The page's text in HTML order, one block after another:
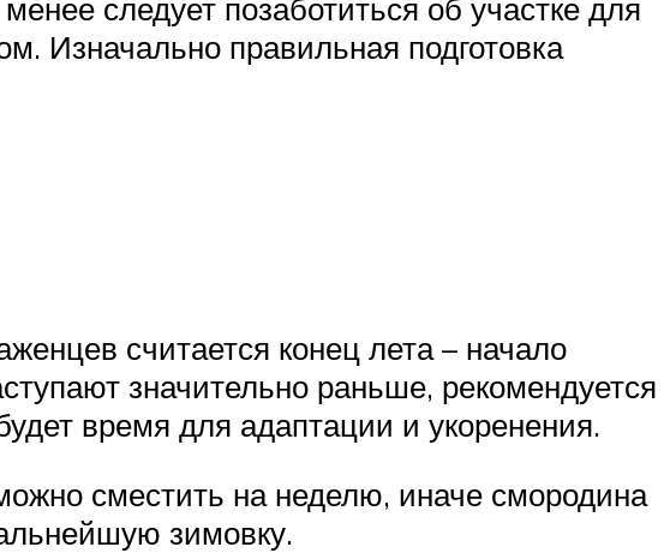
следует позаботиться об участке для
Изначально правильная подготовка
считается конец лета – начало
значительно раньше, рекомендуется
время для адаптации и укоренения.
сместить на неделю, иначе смородина
зимовку.